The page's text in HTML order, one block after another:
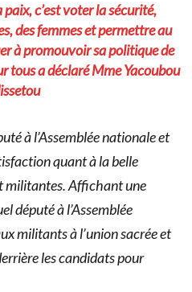
c’est voter la sécurité,
des femmes et permettre au
à promouvoir sa politique de
tous a déclaré Mme Yacoubou
à l’Assemblée nationale et
quant à la belle
militantes. Affichant une
député à l’Assemblée
militants à l’union sacrée et
les candidats pour